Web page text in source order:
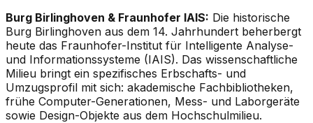
Burg Birlinghoven & Fraunhofer IAIS: Die historische
Burg Birlinghoven aus dem 14. Jahrhundert beherbergt
heute das Fraunhofer-Institut für Intelligente Analyse-
und Informationssysteme (IAIS). Das wissenschaftliche
Milieu bringt ein spezifisches Erbschafts- und
Umzugsprofil mit sich: akademische Fachbibliotheken,
frühe Computer-Generationen, Mess- und Laborgeräte
sowie Design-Objekte aus dem Hochschulmilieu.